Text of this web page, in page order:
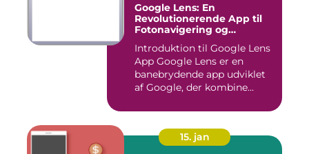
Google Lens: En
Revolutionerende App til
Fotonavigering og
Introduktion til Google Lens
App Google Lens er en
banebrydende app udviklet
af Google, der kombine...
15. jan